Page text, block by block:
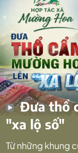
Đưa thổ
"xa lộ số"
Từ những khung